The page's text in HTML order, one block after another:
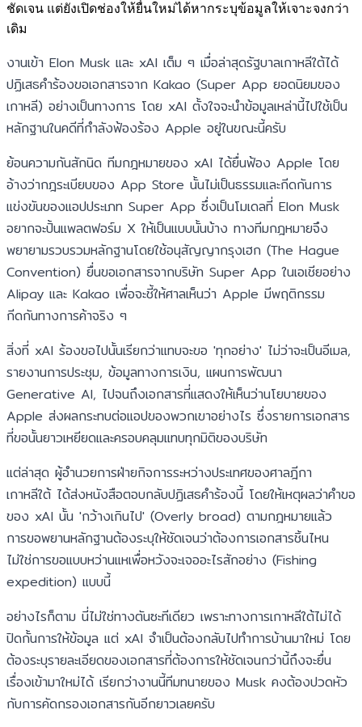
ชัดเจน แต่ยังเปิดช่องให้ยื่นใหม่ได้หากระบุข้อมูลให้เจาะจงกว่า
เดิม
งานเข้า Elon Musk และ xAI เต็ม ๆ เมื่อล่าสุดรัฐบาลเกาหลีใต้ได้
ปฏิเสธคำร้องขอเอกสารจาก Kakao (Super App ยอดนิยมของ
เกาหลี) อย่างเป็นทางการ โดย xAI ตั้งใจจะนำข้อมูลเหล่านี้ไปใช้เป็น
หลักฐานในคดีที่กำลังฟ้องร้อง Apple อยู่ในขณะนี้ครับ
ย้อนความกันสักนิด ทีมกฎหมายของ xAI ได้ยื่นฟ้อง Apple โดย
อ้างว่ากฎระเบียบของ App Store นั้นไม่เป็นธรรมและกีดกันการ
แข่งขันของแอปประเภท Super App ซึ่งเป็นโมเดลที่ Elon Musk
อยากจะปั้นแพลตฟอร์ม X ให้เป็นแบบนั้นบ้าง ทางทีมกฎหมายจึง
พยายามรวบรวมหลักฐานโดยใช้อนุสัญญากรุงเฮก (The Hague
Convention) ยื่นขอเอกสารจากบริษัท Super App ในเอเชียอย่าง
Alipay และ Kakao เพื่อจะชี้ให้ศาลเห็นว่า Apple มีพฤติกรรม
กีดกันทางการค้าจริง ๆ
สิ่งที่ xAI ร้องขอไปนั้นเรียกว่าแทบจะขอ 'ทุกอย่าง' ไม่ว่าจะเป็นอีเมล,
รายงานการประชุม, ข้อมูลทางการเงิน, แผนการพัฒนา
Generative AI, ไปจนถึงเอกสารที่แสดงให้เห็นว่านโยบายของ
Apple ส่งผลกระทบต่อแอปของพวกเขาอย่างไร ซึ่งรายการเอกสาร
ที่ขอนั้นยาวเหยียดและครอบคลุมแทบทุกมิติของบริษัท
แต่ล่าสุด ผู้อำนวยการฝ่ายกิจการระหว่างประเทศของศาลฎีกา
เกาหลีใต้ ได้ส่งหนังสือตอบกลับปฏิเสธคำร้องนี้ โดยให้เหตุผลว่าคำขอ
ของ xAI นั้น 'กว้างเกินไป' (Overly broad) ตามกฎหมายแล้ว
การขอพยานหลักฐานต้องระบุให้ชัดเจนว่าต้องการเอกสารชิ้นไหน
ไม่ใช่การขอแบบหว่านแหเพื่อหวังจะเจออะไรสักอย่าง (Fishing
expedition) แบบนี้
อย่างไรก็ตาม นี่ไม่ใช่ทางตันซะทีเดียว เพราะทางการเกาหลีใต้ไม่ได้
ปิดกั้นการให้ข้อมูล แต่ xAI จำเป็นต้องกลับไปทำการบ้านมาใหม่ โดย
ต้องระบุรายละเอียดของเอกสารที่ต้องการให้ชัดเจนกว่านี้ถึงจะยื่น
เรื่องเข้ามาใหม่ได้ เรียกว่างานนี้ทีมทนายของ Musk คงต้องปวดหัว
กับการคัดกรองเอกสารกันอีกยาวเลยครับ